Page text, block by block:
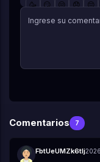
🥳
😏 😒 😞 😔
😤
😠 😡 🤬 🤯
Comentarios 7
FbtUeUMZk6tlj